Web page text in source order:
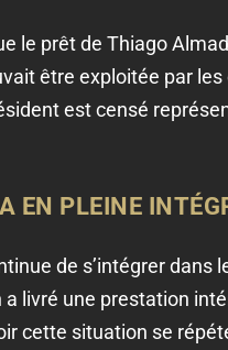
le prêt de Thiago
être exploitée par
est censé
EN PLEINE
de s’intégrer
livré une prestation
cette situation se